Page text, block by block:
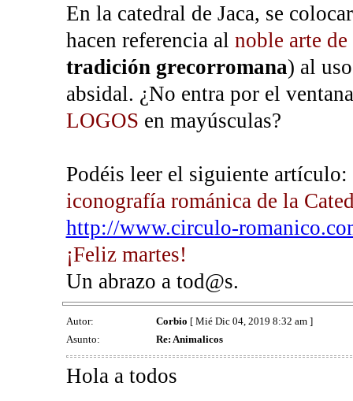
En la catedral de Jaca, se
hacen referencia al noble arte
tradición grecorromana) al
absidal. ¿No entra por el
LOGOS en mayúsculas?
Podéis leer el siguiente artículo:
iconografía románica de la
http://www.circulo-
¡Feliz martes!
Un abrazo a tod@s.
Autor: Corbio [ Mié Dic 04, 2019 8:32 am ]
Asunto:
Re: Animalicos
Hola a todos